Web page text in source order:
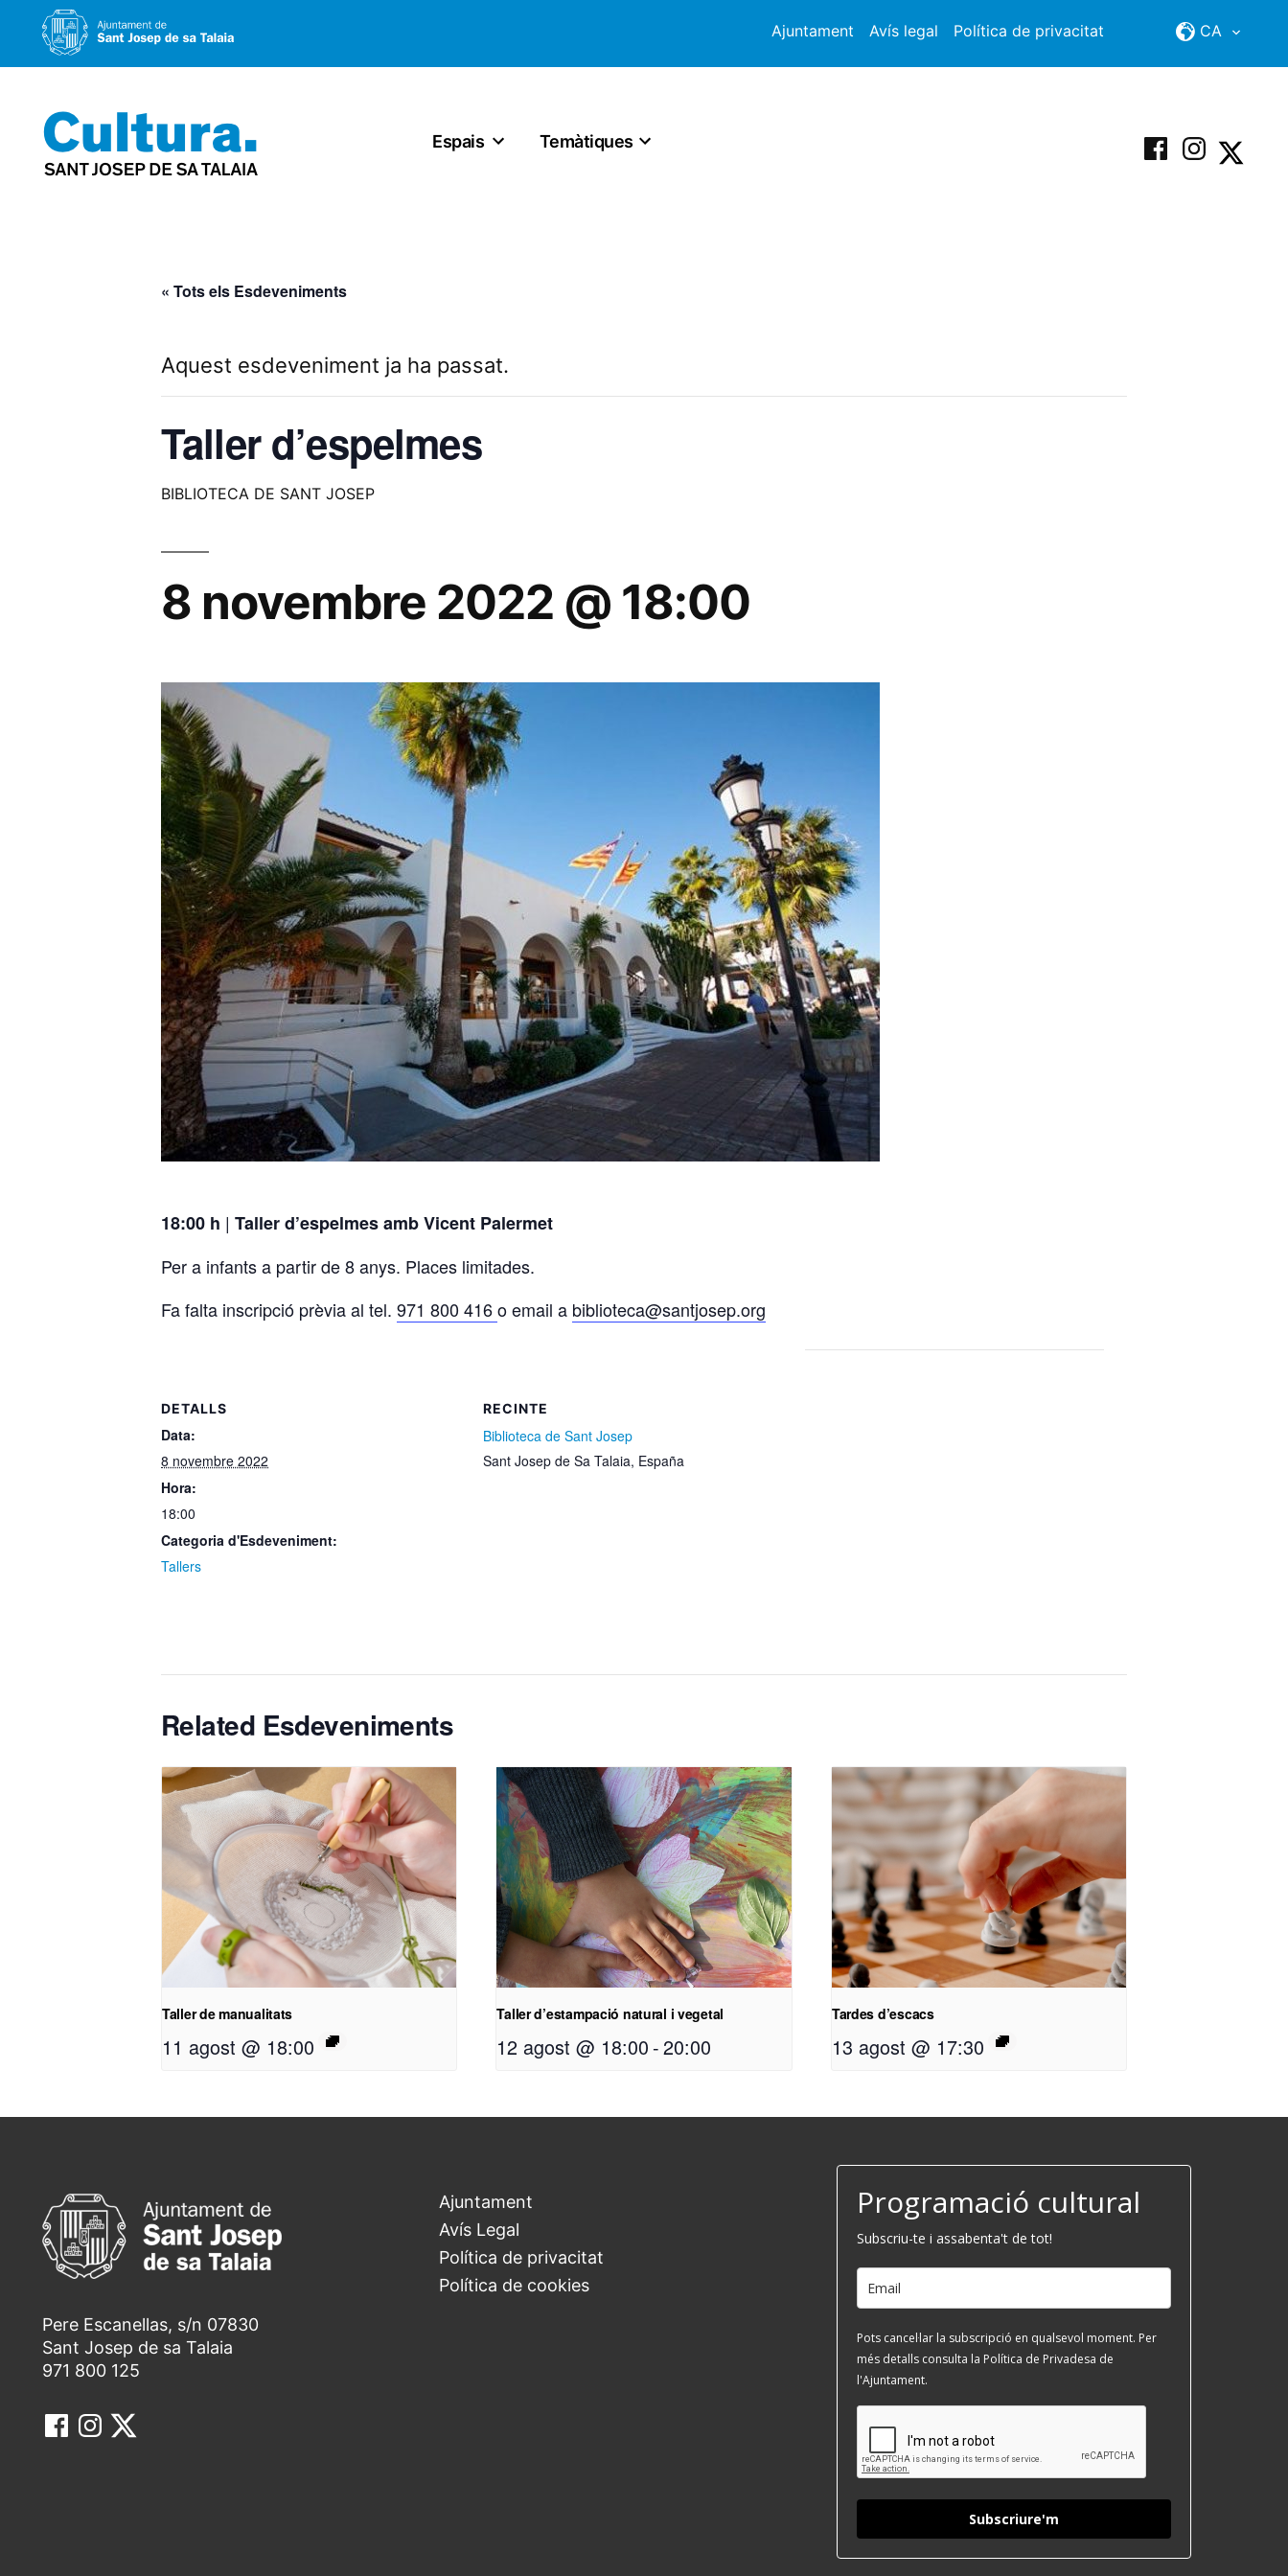
CA
Ajuntament Avís legal Política de privacitat
al
contingut
Espais Temàtiques Facebook
Instagram
X
« Tots els Esdeveniments
Aquest esdeveniment ja ha passat.
Taller d’espelmes
BIBLIOTECA DE SANT JOSEP
8 novembre 2022 @ 18:00
18:00 h | Taller d’espelmes amb Vicent Palermet
Per a infants a partir de 8 anys. Places limitades.
Fa falta inscripció prèvia al tel. 971 800 416o email a biblioteca@santjosep.org
DETALLS
Data:
8 novembre 2022
Hora:
18:00
Categoria d'Esdeveniment:
Tallers
RECINTE
Biblioteca de Sant Josep
Sant Josep de Sa Talaia, España
Related Esdeveniments
Taller de manualitats
11 agost @ 18:00
Taller d’estampació natural i vegetal
12 agost @ 18:00 -20:00
Tardes d’escacs
13 agost @ 17:30
Pere Escanellas, s/n 07830
Sant Josep de sa Talaia
971 800 125
Ajuntament
Avís Legal
Política de privacitat
Política de cookies
Programació cultural
Subscriu-te i assabenta't de tot!
Pots cancel·lar la subscripció en qualsevol moment. Per
més detalls consulta la Política de Privadesa de
l'Ajuntament.
Subscriure'm